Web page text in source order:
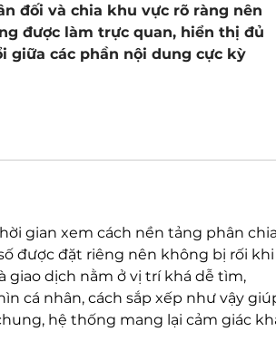
đối và chia khu vực rõ ràng nên
được làm trực quan, hiển thị đủ
giữa các phần nội dung cực kỳ
gian xem cách nền tảng phân chia
được đặt riêng nên không bị rối khi
giao dịch nằm ở vị trí khá dễ tìm,
cá nhân, cách sắp xếp như vậy
hệ thống mang lại cảm giác